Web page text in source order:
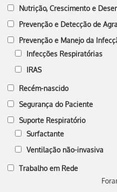
Nutrição, Crescimento e
Prevenção e Detecção de
Prevenção e Manejo da
Infecções Respiratórias
IRAS
Recém-nascido
Segurança do Paciente
Suporte Respiratório
Surfactante
Ventilação não-invasiva
Trabalho em Rede